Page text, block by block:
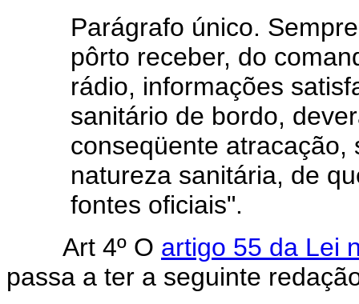
Parágrafo único.
pôrto receber, do
rádio, informações
sanitário de bordo,
conseqüente
natureza sanitária, de
fontes oficiais".
Art 4º O artigo 55 da Lei
passa a ter a seguinte